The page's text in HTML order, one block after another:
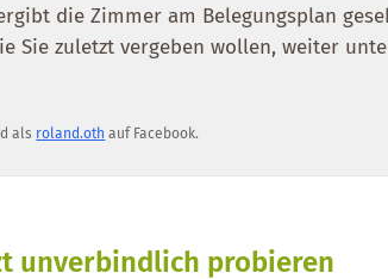
die Zimmer am Belegungsplan
Sie zuletzt vergeben wollen, weiter
als roland.oth auf Facebook.
unverbindlich probieren